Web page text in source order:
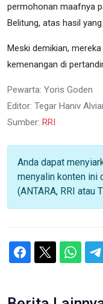
permohonan maafnya
Belitung, atas hasil
Meski demikian,
kemenangan di
Pewarta: Yoris Goden
Editor: Tegar Haniv
Sumber: RRI
Anda dapat
menyalin konten ini
(ANTARA, RRI atau